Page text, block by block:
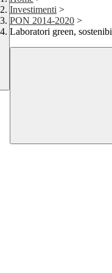
Investimenti >
PON 2014-2020 >
Laboratori green,